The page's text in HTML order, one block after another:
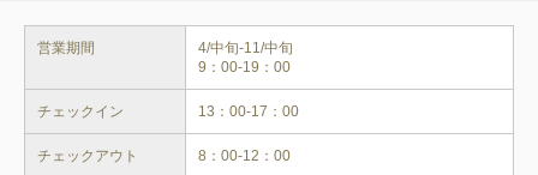
営業期間
4/中旬-11/中旬
9：00-19：00
チェックイン 13：00-17：00
チェックアウト 8：00-12：00